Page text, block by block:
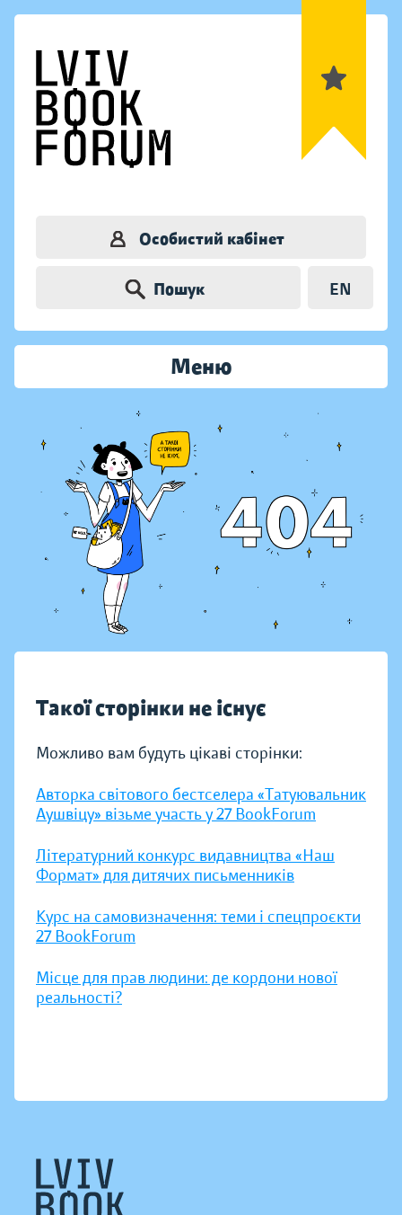
Особистий кабінет
Пошук EN
Меню
Такої сторінки не існує
Можливо вам будуть цікаві сторінки:
Авторка світового бестселера «Татуювальник
Аушвіцу» візьме участь у 27 BookForum
Літературний конкурс видавництва «Наш
Формат» для дитячих письменників
Курс на самовизначення: теми і спецпроєкти
27 BookForum
Місце для прав людини: де кордони нової
реальності?